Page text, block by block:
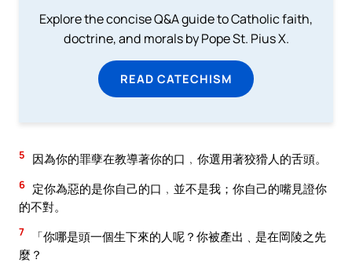
Explore the concise Q&A guide to Catholic faith,
doctrine, and morals by Pope St. Pius X.
READ CATECHISM
5 因為你的罪孽在教導著你的口﹐你選用著狡猾人的舌頭。
6 定你為惡的是你自己的口﹐並不是我；你自己的嘴見證你
的不對。
7
「你哪是頭一個生下來的人呢？你被產出﹑是在岡陵之先
麼？